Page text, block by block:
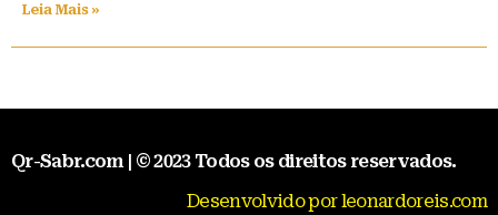
Leia Mais »
Qr-Sabr.com | © 2023 Todos os direitos reservados.
Desenvolvido por leonardoreis.com